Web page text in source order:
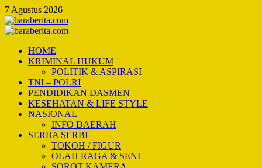
Skip
to
content
7 Agustus 2026
Primary
HOME
KRIMINAL HUKUM
POLITIK & ASPIRASI
TNI – POLRI
PENDIDIKAN DASMEN
KESEHATAN & LIFE STYLE
NASIONAL
INFO DAERAH
SERBA SERBI
TOKOH / FIGUR
OLAH RAGA & SENI